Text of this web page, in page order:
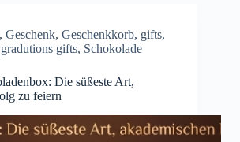
, Geschenk, Geschenkkorb, gifts,
gradutions gifts, Schokolade
Die süßeste Art,
zu feiern